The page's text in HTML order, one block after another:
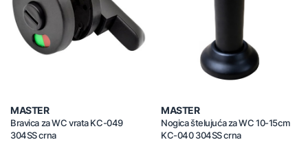
MASTER
Bravica za WC vrata KC-049
304SS crna
MASTER
Nogica štelujuća za WC 10-15cm
KC-040 304SS crna